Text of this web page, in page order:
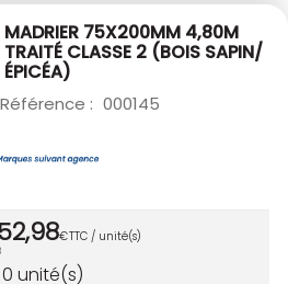
MADRIER 75X200MM 4,80M
TRAITÉ CLASSE 2 (BOIS SAPIN/
ÉPICÉA)
Référence : 000145
,98€TTC / unité(s)
0 unité(s)